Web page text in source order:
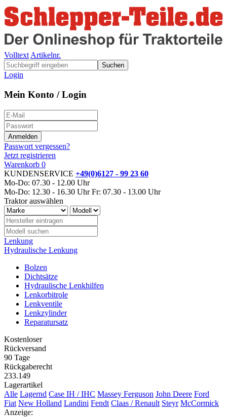
Volltext Artikelnr.
Suchen
Login
Mein Konto / Login
Passwort vergessen?
Jetzt registrieren
Warenkorb 0
KUNDENSERVICE +49(0)6127 - 99 23 60
Mo-Do: 07.30 - 12.00 Uhr
Mo-Do: 12.30 - 16.30 Uhr Fr: 07.30 - 13.00 Uhr
Traktor auswählen
Lenkung
Hydraulische Lenkung
Bolzen
Dichtsätze
Hydraulische Lenkhilfen
Lenkorbitrole
Lenkventile
Lenkzylinder
Reparatursatz
Kostenloser
Rückversand
90 Tage
Rückgaberecht
233.149
Lagerartikel
Alle Lagernd Case IH / IHC Massey Ferguson John Deere Ford
Fiat New Holland Landini Fendt Claas / Renault Steyr McCormick
Anzeige: